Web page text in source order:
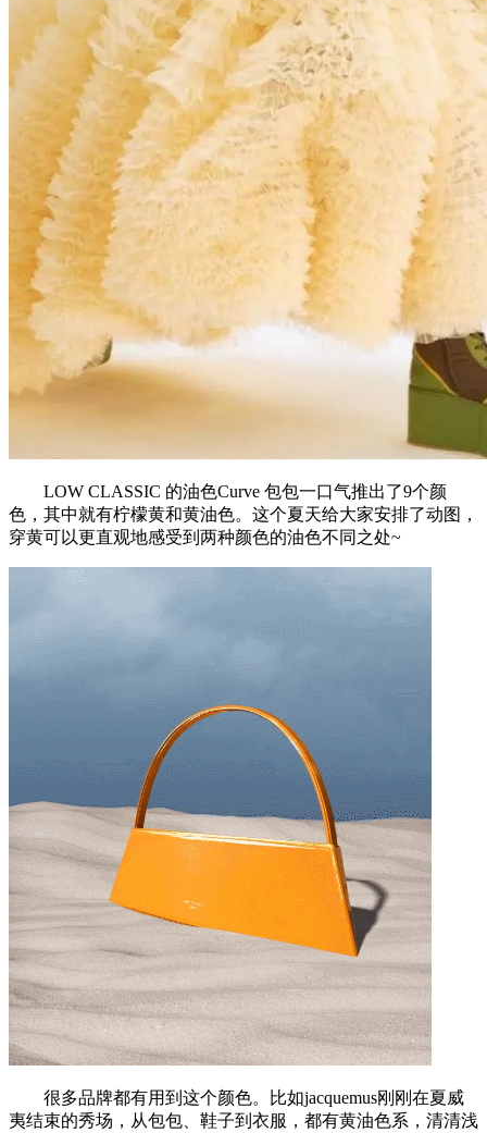
LOW CLASSIC 的油色Curve 包包一口气推出了9个颜
色，其中就有柠檬黄和黄油色。这个夏天给大家安排了动图，
穿黄可以更直观地感受到两种颜色的油色不同之处~
很多品牌都有用到这个颜色。比如jacquemus刚刚在夏威
夷结束的秀场，从包包、鞋子到衣服，都有黄油色系，清清浅